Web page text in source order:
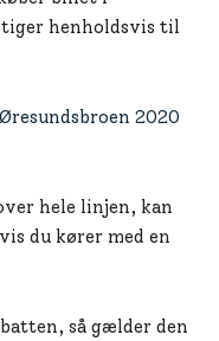
henholdsvis til
2020
hele linjen, kan
du kører med en
så gælder den